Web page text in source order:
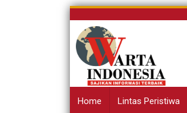
Skip
content
Home Lintas Peristiwa